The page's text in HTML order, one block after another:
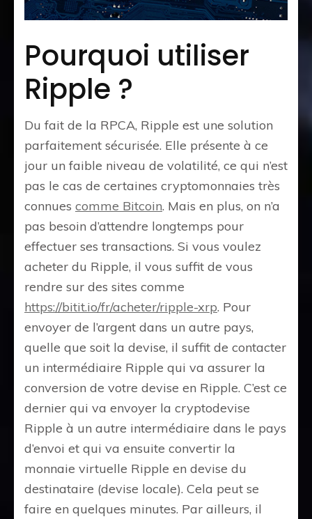
Pourquoi utiliser
Ripple ?
Du fait de la RPCA, Ripple est une solution
parfaitement sécurisée. Elle présente à ce
jour un faible niveau de volatilité, ce qui n’est
pas le cas de certaines cryptomonnaies très
connues comme Bitcoin. Mais en plus, on n’a
pas besoin d’attendre longtemps pour
effectuer ses transactions. Si vous voulez
acheter du Ripple, il vous suffit de vous
rendre sur des sites comme
https://bitit.io/fr/acheter/ripple-xrp. Pour
envoyer de l’argent dans un autre pays,
quelle que soit la devise, il suffit de contacter
un intermédiaire Ripple qui va assurer la
conversion de votre devise en Ripple. C’est ce
dernier qui va envoyer la cryptodevise
Ripple à un autre intermédiaire dans le pays
d’envoi et qui va ensuite convertir la
monnaie virtuelle Ripple en devise du
destinataire (devise locale). Cela peut se
faire en quelques minutes. Par ailleurs, il